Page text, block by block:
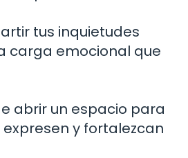
tus inquietudes
carga emocional que
abrir un espacio para
y fortalezcan